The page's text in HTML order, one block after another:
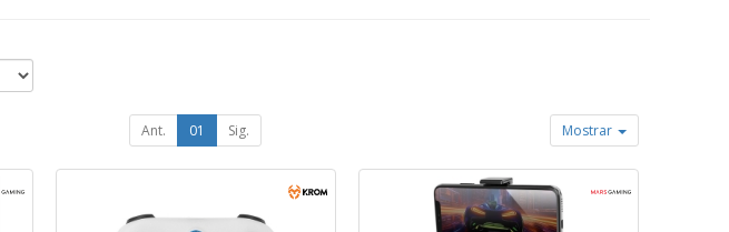
Ant. 01 Sig. Mostrar